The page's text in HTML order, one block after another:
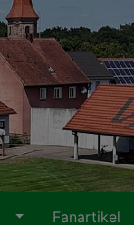
Fanartikel